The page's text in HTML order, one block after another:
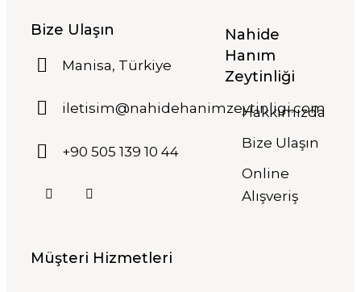
Bize Ulaşın
Manisa, Türkiye
iletisim@nahidehanimzeytinligi.com
+90 505 139 10 44
Nahide
Hanım
Zeytinliği
Hakkımızda
Bize Ulaşın
Online
Alışveriş
Müşteri Hizmetleri